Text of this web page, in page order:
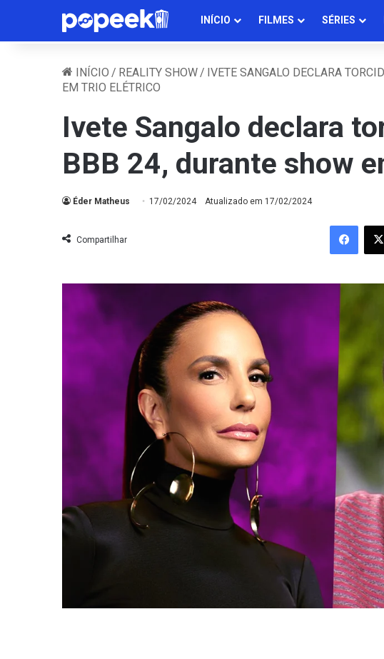
INÍCIO FILMES SÉRIES
INÍCIO / REALITY SHOW/ IVETE SANGALO DECLARA
EM TRIO ELÉTRICO
Ivete Sangalo declara
BBB 24, durante show
Éder Matheus 17/02/2024 Atualizado em 17/02/2024
Compartilhar